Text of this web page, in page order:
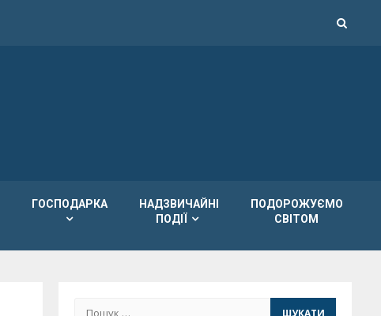
ГОСПОДАРКА
НАДЗВИЧАЙНІ
ПОДІЇ
ПОДОРОЖУЄМО
СВІТОМ
Пошук: